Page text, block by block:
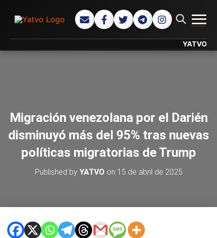
YATVO...
Migración venezolana por el Darién
disminuyó más del 95% tras nuevas
políticas migratorias de Trump
Published by YATVO on 15 de abril de 2025